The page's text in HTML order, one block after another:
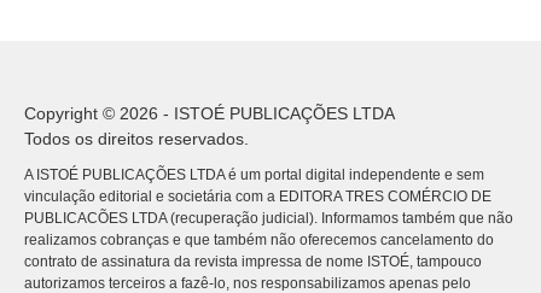
Copyright © 2026 - ISTOÉ PUBLICAÇÕES LTDA
Todos os direitos reservados.
A ISTOÉ PUBLICAÇÕES LTDA é um portal digital independente e sem
vinculação editorial e societária com a EDITORA TRES COMÉRCIO DE
PUBLICACÕES LTDA (recuperação judicial). Informamos também que não
realizamos cobranças e que também não oferecemos cancelamento do
contrato de assinatura da revista impressa de nome ISTOÉ, tampouco
autorizamos terceiros a fazê-lo, nos responsabilizamos apenas pelo